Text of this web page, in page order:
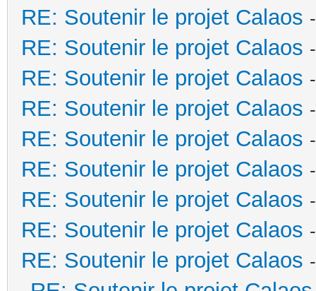
RE: Soutenir le projet Calaos
RE: Soutenir le projet Calaos
RE: Soutenir le projet Calaos
RE: Soutenir le projet Calaos
RE: Soutenir le projet Calaos
RE: Soutenir le projet Calaos
RE: Soutenir le projet Calaos
RE: Soutenir le projet Calaos
RE: Soutenir le projet Calaos